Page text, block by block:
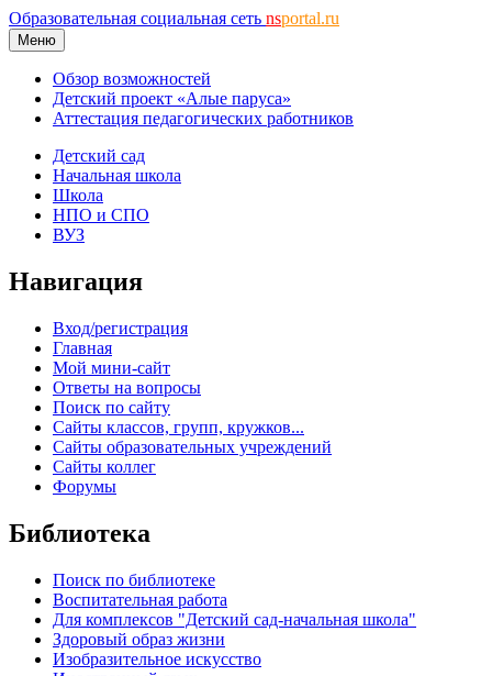
Образовательная социальная сеть nsportal.ru
Меню
Обзор возможностей
Детский проект «Алые паруса»
Аттестация педагогических работников
Детский сад
Начальная школа
Школа
НПО и СПО
ВУЗ
Навигация
Вход/регистрация
Главная
Мой мини-сайт
Ответы на вопросы
Поиск по сайту
Сайты классов, групп, кружков...
Сайты образовательных учреждений
Сайты коллег
Форумы
Библиотека
Поиск по библиотеке
Воспитательная работа
Для комплексов "Детский сад-начальная школа"
Здоровый образ жизни
Изобразительное искусство